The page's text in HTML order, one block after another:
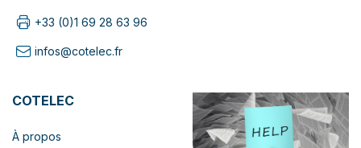
+33 (0)1 69 28 63 96
infos@cotelec.fr
COTELEC
À propos